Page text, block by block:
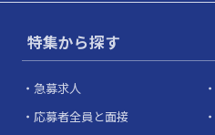
特集から探す
急募求人
応募者全員と面接